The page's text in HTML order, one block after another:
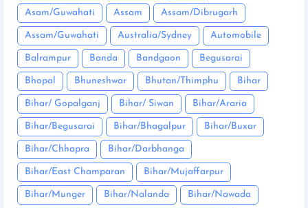
Asam/Guwahati Assam Assam/Dibrugarh
Assam/Guwahati Australia/Sydney Automobile
Balrampur Banda Bandgaon Begusarai
Bhopal Bhuneshwar Bhutan/Thimphu Bihar
Bihar/ Gopalganj Bihar/ Siwan Bihar/Araria
Bihar/Begusarai Bihar/Bhagalpur Bihar/Buxar
Bihar/Chhapra Bihar/Darbhanga
Bihar/East Champaran Bihar/Mujaffarpur
Bihar/Munger Bihar/Nalanda Bihar/Nawada